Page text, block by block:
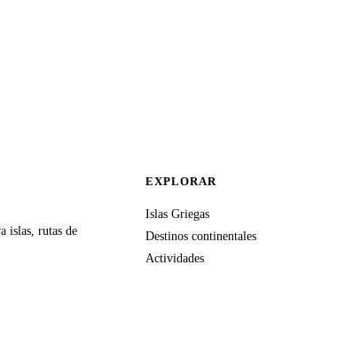
islas, rutas de
EXPLORAR
Islas Griegas
Destinos continentales
Actividades